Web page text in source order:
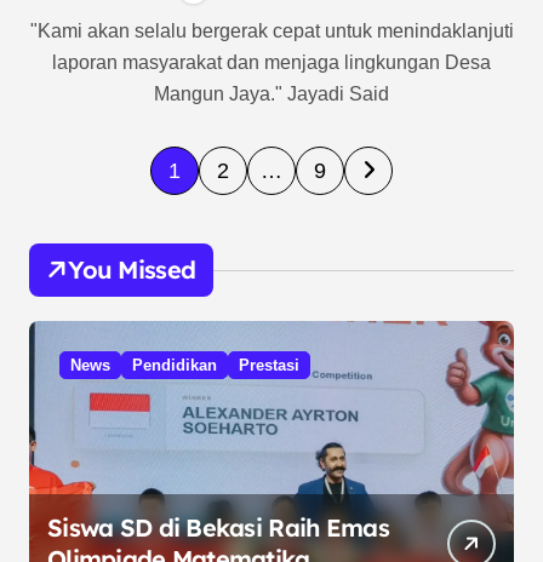
"Kami akan selalu bergerak cepat untuk menindaklanjuti
laporan masyarakat dan menjaga lingkungan Desa
Mangun Jaya." Jayadi Said
P
a
g
i
n
a
s
p
o
1 2 … 9
You Missed
News Pendidikan Prestasi
Siswa SD di Bekasi Raih Emas